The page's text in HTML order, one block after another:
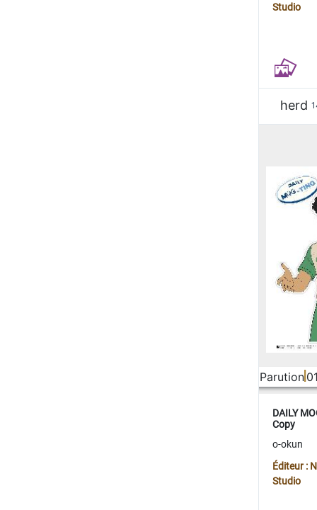
Studio
herd
Parution
DAILY
Copy
o-okun
Éditeur :
Studio